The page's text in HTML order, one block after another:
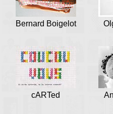
Bernard Boigelot
cARTed